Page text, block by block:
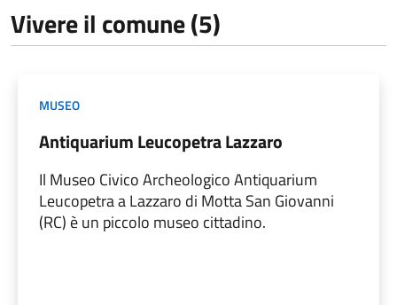
Vivere il comune (5)
MUSEO
Antiquarium Leucopetra Lazzaro
Il Museo Civico Archeologico Antiquarium
Leucopetra a Lazzaro di Motta San Giovanni
(RC) è un piccolo museo cittadino.